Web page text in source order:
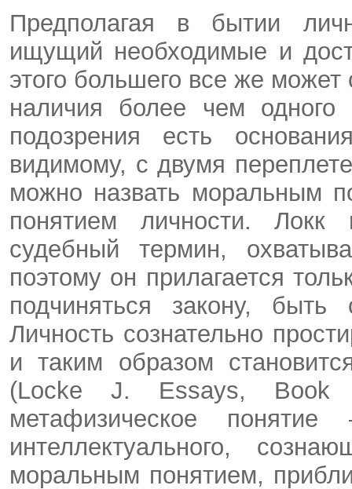
Предполагая в бытии
ищущий необходимые и
этого большего все же может
наличия более чем одного
подозрения есть
видимому, с двумя
можно назвать моральным
понятием личности. Локк
судебный термин,
поэтому он прилагается
подчиняться закону, быть
Личность сознательно
и таким образом
(Locke J. Essays,
метафизическое
интеллектуального,
моральным понятием,